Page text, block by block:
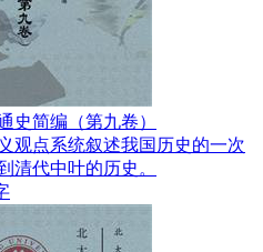
史简编（第九卷）
观点系统叙述我国历史的一次
清代中叶的历史。